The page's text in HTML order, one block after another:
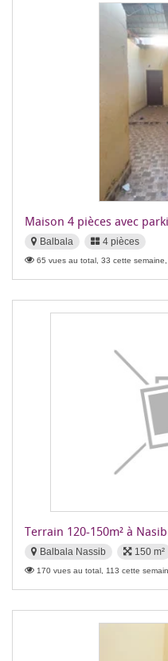
Maison 4 pièces avec
Balbala 4 pièces
65 vues au total, 33 cette
Terrain 120-150m² à
Balbala Nassib 150 m²
170 vues au total, 113 cette